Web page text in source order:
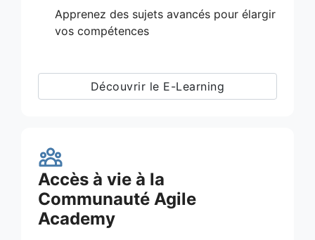
Apprenez des sujets avancés pour élargir
vos compétences
Découvrir le E-Learning
Accès à vie à la
Communauté Agile
Academy